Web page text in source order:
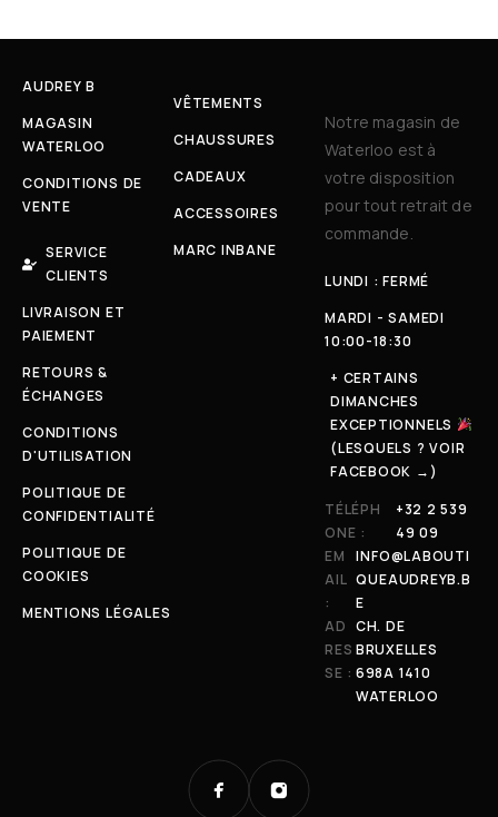
AUDREY B
MAGASIN
WATERLOO
CONDITIONS DE
VENTE
SERVICE
CLIENTS
LIVRAISON ET
PAIEMENT
RETOURS &
ÉCHANGES
CONDITIONS
D'UTILISATION
POLITIQUE DE
CONFIDENTIALITÉ
POLITIQUE DE
COOKIES
MENTIONS LÉGALES
VÊTEMENTS
CHAUSSURES
CADEAUX
ACCESSOIRES
MARC INBANE
Notre magasin de
Waterloo est à
votre disposition
pour tout retrait de
commande.
LUNDI : FERMÉ
MARDI - SAMEDI
10:00-18:30
+ CERTAINS
DIMANCHES
EXCEPTIONNELS
(LESQUELS ? VOIR
FACEBOOK →)
TÉLÉPH
ONE :
+32 2 539
49 09
EM
AIL
:
INFO@LABOUTI
QUEAUDREYB.B
E
AD
RES
SE :
CH. DE
BRUXELLES
698A 1410
WATERLOO